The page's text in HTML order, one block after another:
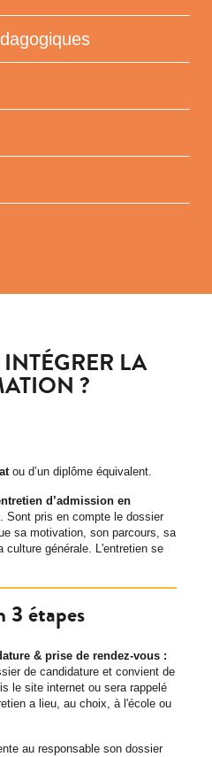
LA
?
ou d’un diplôme équivalent.
d’admission en
. Sont pris en compte le dossier
sa motivation, son parcours, sa
générale. L'entretien se
3 étapes
& prise de rendez-vous :
de candidature et convient de
le site internet ou sera rappelé
a lieu, au choix, à l'école ou
au responsable son dossier